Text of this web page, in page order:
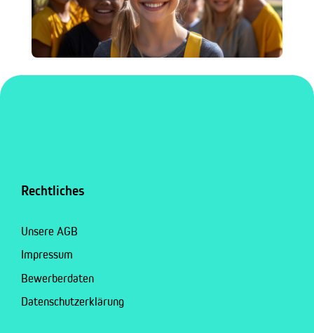
Rechtliches
Unsere AGB
Impressum
Bewerberdaten
Datenschutzerklärung